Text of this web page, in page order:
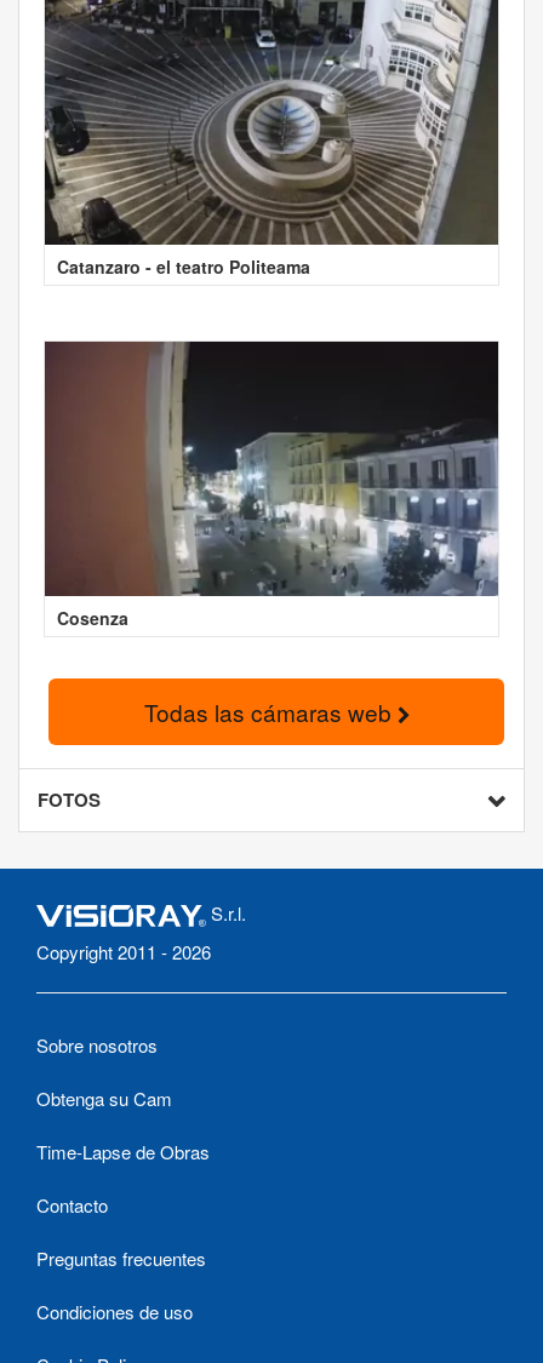
Catanzaro - el teatro Politeama
Cosenza
Todas las cámaras web
FOTOS
S.r.l.
Copyright 2011 - 2026
Sobre nosotros
Obtenga su Cam
Time-Lapse de Obras
Contacto
Preguntas frecuentes
Condiciones de uso